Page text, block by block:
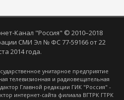
Канал "Россия" © 2010–2018
СМИ Эл № ФС 77-59166 от 22
2014 года.
унитарное предприятие
телевизионная и радиовещательная
Главной редакции ГИК "Россия" -
интернет-сайта филиала ВГТРК ГТРК